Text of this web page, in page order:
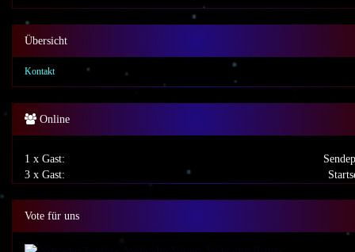
Übersicht
Kontakt
Online
1 x Gast:
3 x Gast:
Vote für uns